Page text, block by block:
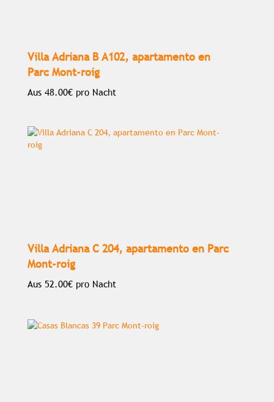
Villa Adriana B A102, apartamento en
Parc Mont-roig
Aus 48.00€ pro Nacht
Villa Adriana C 204, apartamento en Parc
Mont-roig
Aus 52.00€ pro Nacht